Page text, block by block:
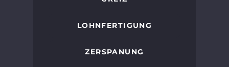
LOHNFERTIGUNG
ZERSPANUNG